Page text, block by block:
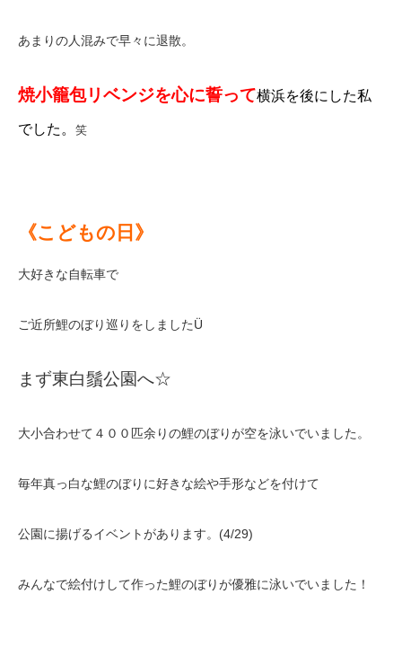
あまりの人混みで早々に退散。
焼小籠包リベンジを心に誓って横浜を後にした私
でした。 笑
《こどもの日》
大好きな自転車で
ご近所鯉のぼり巡りをしましたÜ
まず東白鬚公園へ☆
大小合わせて４００匹余りの鯉のぼりが空を泳いでいました。
毎年真っ白な鯉のぼりに好きな絵や手形などを付けて
公園に揚げるイベントがあります。(4/29)
みんなで絵付けして作った鯉のぼりが優雅に泳いでいました！